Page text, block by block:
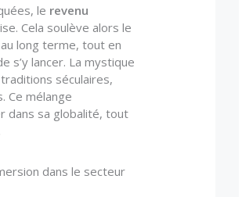
le revenu
Cela soulève alors le
long terme, tout en
s’y lancer. La mystique
séculaires,
Ce mélange
dans sa globalité, tout
dans le secteur